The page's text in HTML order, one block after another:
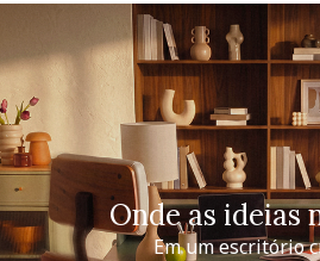
Onde as ideias
Em um escritório